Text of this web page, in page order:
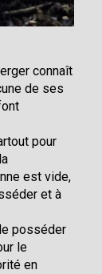
connaît
de ses
pour
est vide,
et à
posséder
le
en